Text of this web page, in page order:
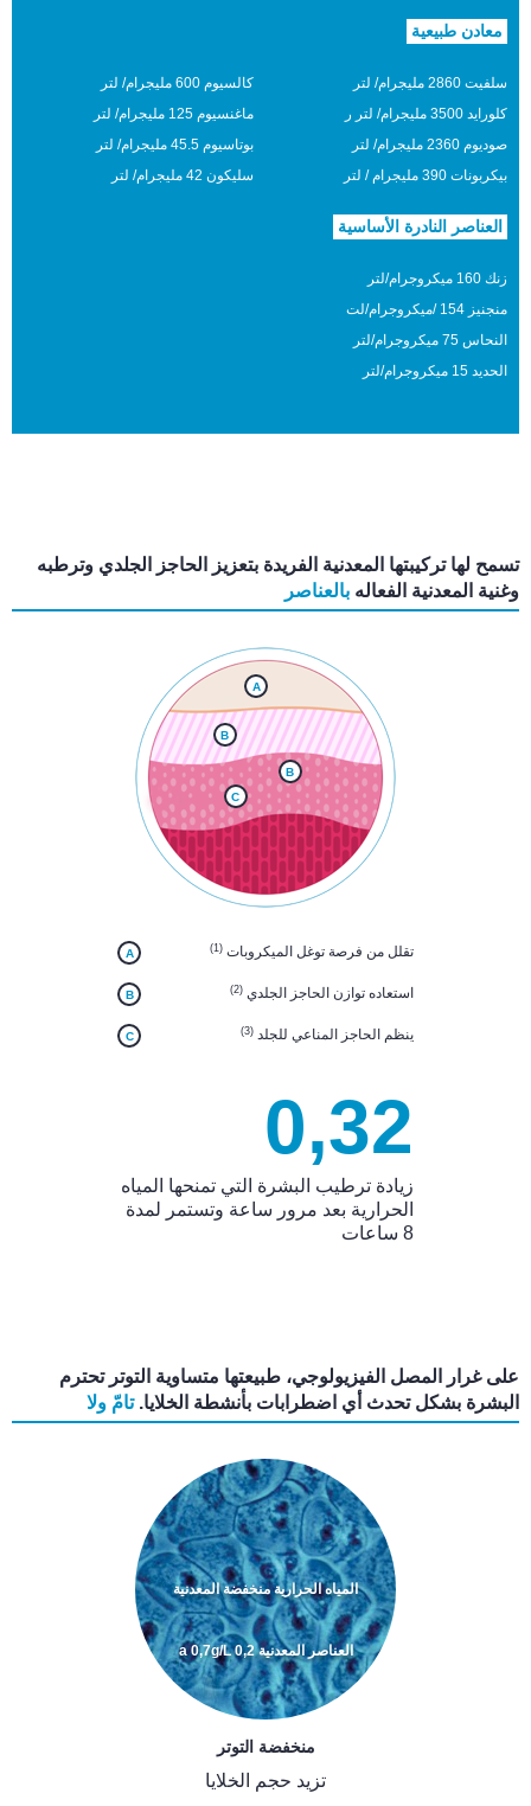
معادن طبيعية
سلفيت 2860 مليجرام/ لتر
كلورايد 3500 مليجرام/ لتر ر
صوديوم 2360 مليجرام/ لتر
بيكربونات 390 مليجرام / لتر
كالسيوم 600 مليجرام/ لتر
ماغنسيوم 125 مليجرام/ لتر
بوتاسيوم 45.5 مليجرام/ لتر
سليكون 42 مليجرام/ لتر
العناصر النادرة الأساسية
زنك 160 ميكروجرام/لتر
منجنيز 154 /ميكروجرام/لت
النحاس 75 ميكروجرام/لتر
الحديد 15 ميكروجرام/لتر
تسمح لها تركيبتها المعدنية الفريدة بتعزيز الحاجز الجلدي وترطبه
وغنية المعدنية الفعاله بالعناصر
A
B
B
C
A تقلل من فرصة توغل الميكروبات (1)
B استعاده توازن الحاجز الجلدي (2)
C ينظم الحاجز المناعي للجلد (3)
0,32
زيادة ترطيب البشرة التي تمنحها المياه
الحرارية بعد مرور ساعة وتستمر لمدة
8 ساعات
على غرار المصل الفيزيولوجي، طبيعتها متساوية التوتر تحترم
البشرة بشكل تحدث أي اضطرابات بأنشطة الخلايا.تامّ ولا
المياه الحرارية منخفضة المعدنية
العناصر المعدنية 0,2 a 0,7g/L
منخفضة التوتر
تزيد حجم الخلايا